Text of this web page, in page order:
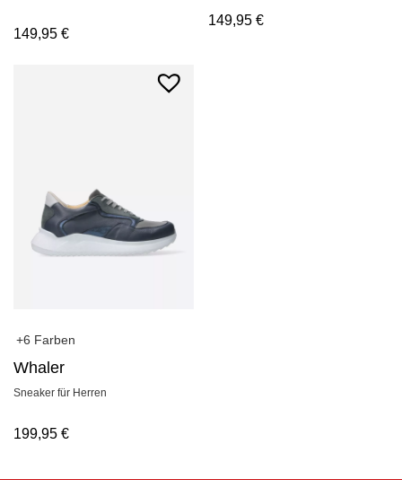
149,95 €
149,95€
+6 Farben
Whaler
Sneaker für Herren
199,95 €